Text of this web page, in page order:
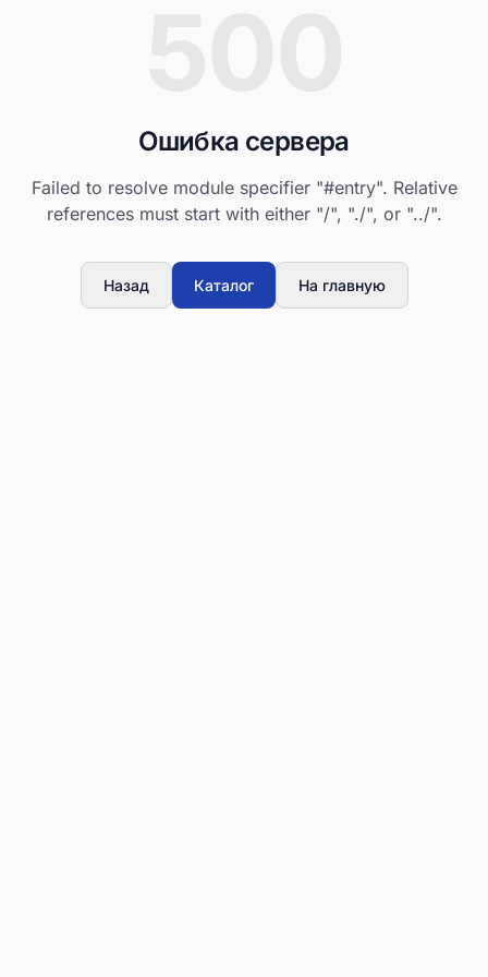
Ошибка сервера
Failed to resolve module specifier "#entry". Relative
references must start with either "/", "./", or "../".
Назад Каталог На главную